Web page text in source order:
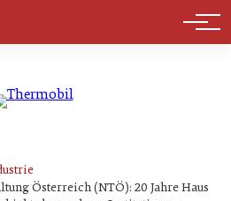
Österreich (NTÖ): 20 Jahre Haus